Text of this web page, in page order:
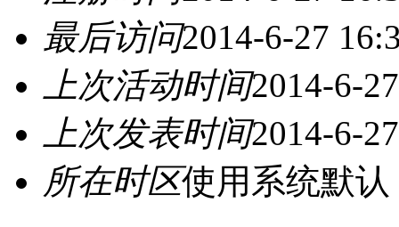
最后访问2014-6-27
上次活动时间2014-6-
上次发表时间2014-6-
所在时区使用系统默认